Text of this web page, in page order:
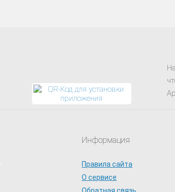
Информация
Правила сайта
О сервисе